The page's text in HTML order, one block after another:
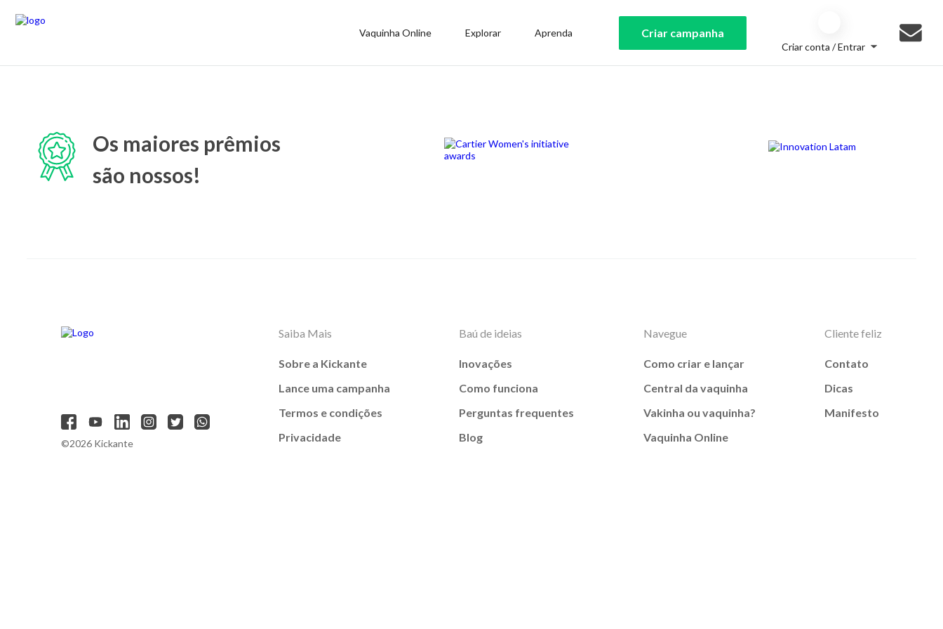
Vaquinha Online Explorar Aprenda Criar campanha
Criar conta / Entrar
Os maiores prêmios
são nossos!
©2026 Kickante
Saiba Mais
Sobre a Kickante
Lance uma campanha
Termos e condições
Privacidade
Baú de ideias
Inovações
Como funciona
Perguntas frequentes
Blog
Navegue
Como criar e lançar
Central da vaquinha
Vakinha ou vaquinha?
Vaquinha Online
Cliente feliz
Contato
Dicas
Manifesto